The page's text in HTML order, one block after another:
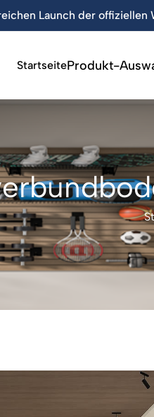
neue WPC-Wandprodukte
StartseiteProdukt-